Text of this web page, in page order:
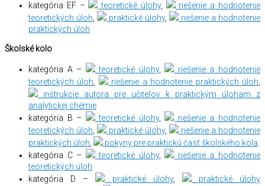
kategória EF –
teoretické úlohy,
riešenie a hodnotenie
teoretických úloh
praktické úlohy,
riešenie a hodnotenie
praktických úloh
Školské kolo
kategória A – teoretické úlohy,
riešenie a hodnotenie
teoretických úloh
riešenie a hodnotenie praktických úloh
inštrukcie autora pre učiteľov k praktickým úloham z
analytickej chémie
kategória B –
teoretické úlohy,
riešenie a hodnotenie
teoretických úloh
praktické úlohy,
riešenie a hodnotenie
praktických úloh
pokyny pre praktickú časť školského kola
kategória C –
teoretické úlohy,
riešenie a hodnotenie
teoretických úloh
kategória D –
praktické úlohy,
praktické úlohy